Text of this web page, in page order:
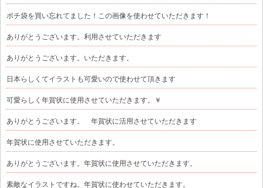
ポチ袋を買い忘れてました！この画像を使わせていただきます！
ありがとうございます。利用させていただきます
ありがとうございます。いただきます。
日本らしくてイラストも可愛いので使わせて頂きます
可愛らしく年賀状に使用させていただきます。￥
ありがとうございます。 年賀状に活用させていただきます
年賀状に使用させていただきます。
ありがとうございます。年賀状に使用させていただきます。
素敵なイラストですね。年賀状に使わせていただきます。